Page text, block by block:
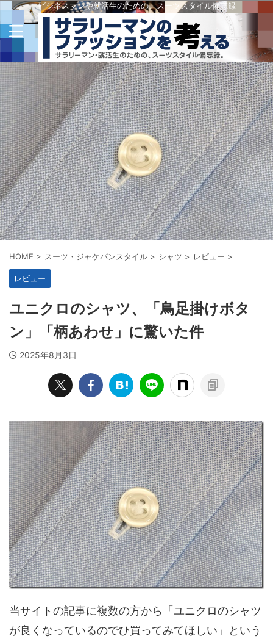
ビジネスマンや就活生のための、スーツスタイル備忘録
HOME > スーツ・ジャケパンスタイル > シャツ > レビュー >
レビュー
ユニクロのシャツ、「鳥足掛けボタ
ン」「柄あわせ」に驚いた件
2025年8月3日
当サイトの記事に複数の方から「ユニクロのシャツ
が良くなっているのでひ買ってみてほしい」という